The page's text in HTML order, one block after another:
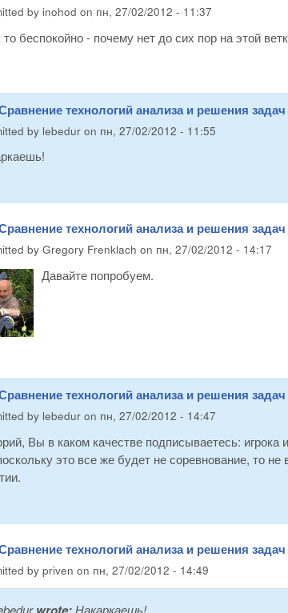
by inohod on пн, 27/02/2012 - 11:37
то беспокойно - почему нет до сих пор на этой
технологий анализа и решения задач
by lebedur on пн, 27/02/2012 - 11:55
технологий анализа и решения задач
by Gregory Frenklach on пн, 27/02/2012 - 14:17
Давайте попробуем.
технологий анализа и решения задач
by lebedur on пн, 27/02/2012 - 14:47
Вы в каком качестве подписываетесь:
это все же будет не соревнование, то
технологий анализа и решения задач
by priven on пн, 27/02/2012 - 14:49
Накаркаешь!